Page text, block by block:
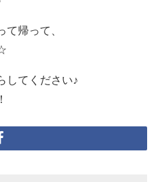
帰って、
してください♪